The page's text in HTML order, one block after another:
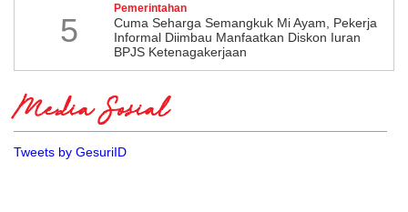
5
Pemerintahan
Cuma Seharga Semangkuk Mi Ayam, Pekerja
Informal Diimbau Manfaatkan Diskon Iuran
BPJS Ketenagakerjaan
Media Sosial
Tweets by GesuriID